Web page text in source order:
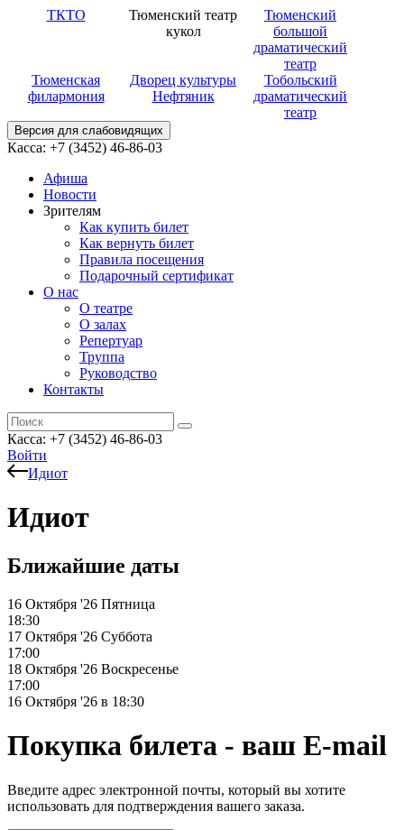
ТКТО
Тюменский театр
кукол
Тюменский
большой
драматический
театр
Тюменская
филармония
Дворец культуры
Нефтяник
Тобольский
драматический
театр
Версия для слабовидящих
Касса: +7 (3452) 46-86-03
Афиша
Новости
Зрителям
Как купить билет
Как вернуть билет
Правила посещения
Подарочный сертификат
О нас
О театре
О залах
Репертуар
Труппа
Руководство
Контакты
Касса: +7 (3452) 46-86-03
Войти
Идиот
Идиот
Ближайшие даты
16 Октября '26 Пятница
18:30
17 Октября '26 Суббота
17:00
18 Октября '26 Воскресенье
17:00
16 Октября '26 в 18:30
Покупка билета - ваш E-mail
Введите адрес электронной почты, который вы хотите
использовать для подтверждения вашего заказа.